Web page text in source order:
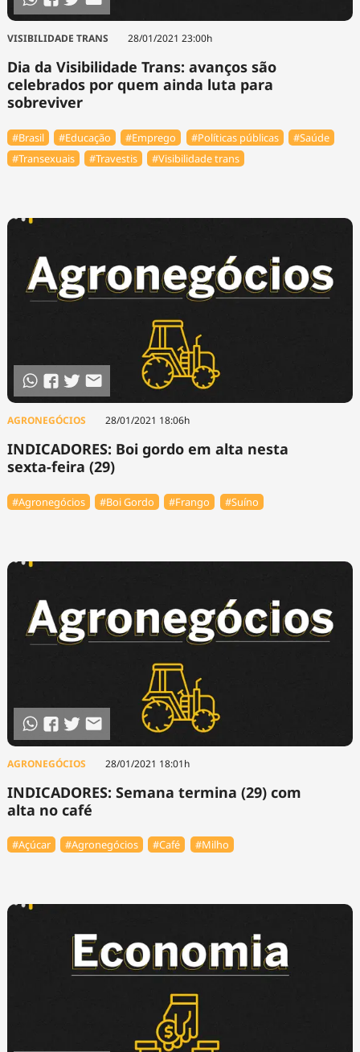
VISIBILIDADE TRANS 28/01/2021 23:00h
Dia da Visibilidade Trans: avanços são
celebrados por quem ainda luta para
sobreviver
#Brasil #Educação #Emprego #Políticas públicas
#Saúde
#Transexuais
#Travestis #Visibilidade trans
AGRONEGÓCIOS 28/01/2021 18:06h
INDICADORES: Boi gordo em alta nesta
sexta-feira (29)
#Agronegócios #Boi Gordo #Frango #Suíno
AGRONEGÓCIOS 28/01/2021 18:01h
INDICADORES: Semana termina (29) com
alta no café
#Açúcar #Agronegócios #Café #Milho